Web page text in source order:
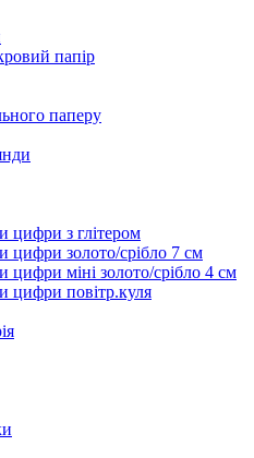
папір
паперу
цифри з глітером
цифри золото/срібло 7 см
цифри міні золото/срібло 4 см
цифри повітр.куля